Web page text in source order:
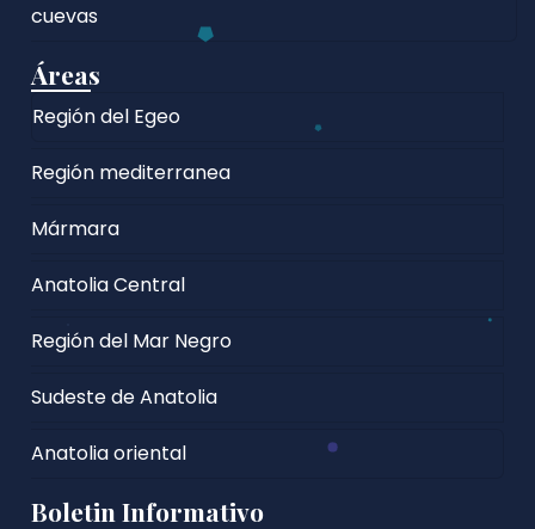
cuevas
Áreas
Región del Egeo
Región mediterranea
Mármara
Anatolia Central
Región del Mar Negro
Sudeste de Anatolia
Anatolia oriental
Boletin Informativo